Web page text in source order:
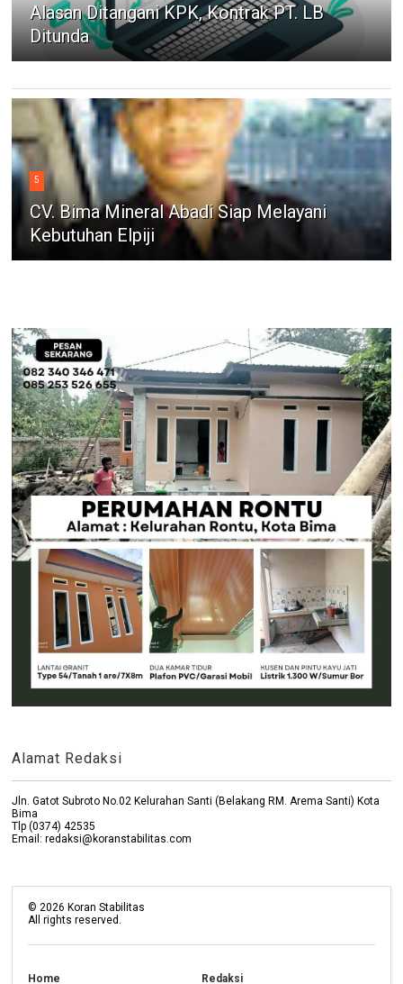
Alasan Ditangani KPK, Kontrak PT. LB
Ditunda
5
CV. Bima Mineral Abadi Siap Melayani
Kebutuhan Elpiji
Alamat Redaksi
Jln. Gatot Subroto No.02 Kelurahan Santi (Belakang RM. Arema Santi) Kota
Bima
Tlp (0374) 42535
Email: redaksi@koranstabilitas.com
©2026 Koran Stabilitas
All rights reserved.
Home Redaksi